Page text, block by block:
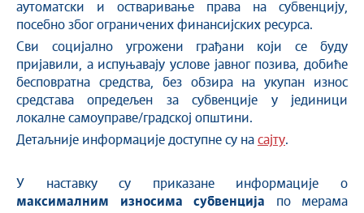
аутоматски и остваривање права на субвенцију,
посебно због ограничених финансијских ресурса.
Сви социјално угрожени грађани који се буду
пријавили, a испуњавају услове јавног позива, добиће
бесповратна средства, без обзира на укупан износ
средстава опредељен за субвенције у јединици
локалне самоуправе/градској општини.
Детаљније информације доступне су на сајту.
У наставку су приказане информације о
максималним износима субвенција по мерама